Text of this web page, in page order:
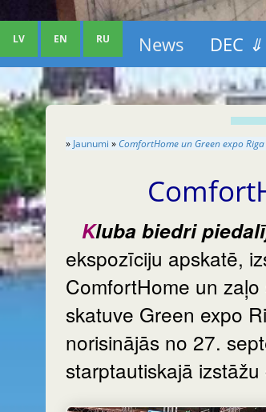
LV EN RU News DEC ⇓
» Jaunumi » ComfortHome un Green expo
Kluba biedri piedalījās dalībnieku
ekspozīciju apskatē,
ComfortHome un zaļo
skatuve Green expo
norisinājās no 27.
starptautiskajā